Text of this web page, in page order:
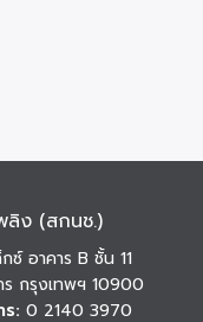
ลิง (สกนช.)
อาคาร B ชั้น 11
กรุงเทพฯ 10900
ร: 0 2140 3970